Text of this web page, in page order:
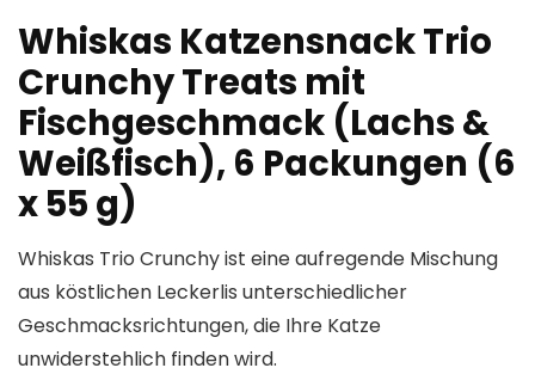
Whiskas Katzensnack Trio
Crunchy Treats mit
Fischgeschmack (Lachs &
Weißfisch), 6 Packungen (6
x 55 g)
Whiskas Trio Crunchy ist eine aufregende Mischung
aus köstlichen Leckerlis unterschiedlicher
Geschmacksrichtungen, die Ihre Katze
unwiderstehlich finden wird.